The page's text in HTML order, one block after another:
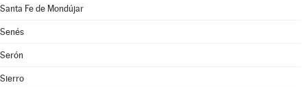
Santa Fe de Mondújar
Senés
Serón
Sierro